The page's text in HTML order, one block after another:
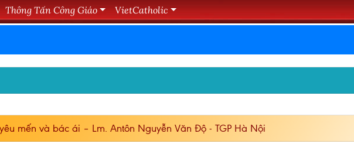
Thông Tấn Công Giáo VietCatholic
mến và bác ái – Lm. Antôn Nguyễn Văn Độ - TGP Hà Nội